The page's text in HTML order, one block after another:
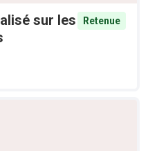
sur les
Retenue